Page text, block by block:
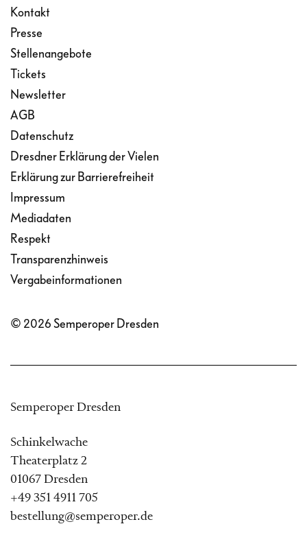
Kontakt
Presse
Stellenangebote
Tickets
Newsletter
AGB
Datenschutz
Dresdner Erklärung der Vielen
Erklärung zur Barrierefreiheit
Impressum
Mediadaten
Respekt
Transparenzhinweis
Vergabeinformationen
© 2026 Semperoper Dresden
Semperoper Dresden
Schinkelwache
Theaterplatz 2
01067 Dresden
+49 351 4911 705
bestellung@semperoper.de